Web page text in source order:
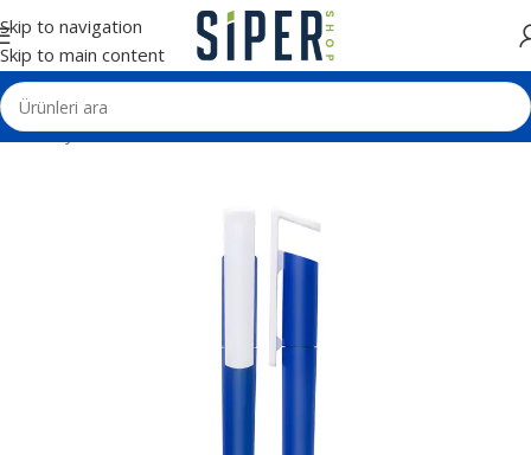
Skip to navigation
Skip to main content
Ana Sayfa Kalemler Plastik Tükenmez Kalemler